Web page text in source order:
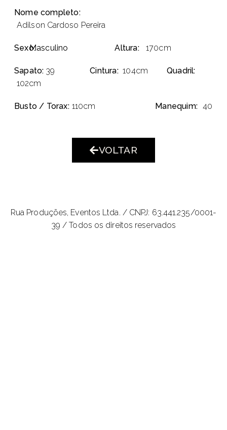
Nome completo:
Adilson Cardoso Pereira
Sexo:Masculino Altura: 170cm
Sapato: 39 Cintura: 104cm
Quadril:
102cm
Busto / Torax: 110cm Manequim: 40
VOLTAR
Rua Produções, Eventos Ltda. / CNPJ: 63.441.235/0001-
39 / Todos os direitos reservados